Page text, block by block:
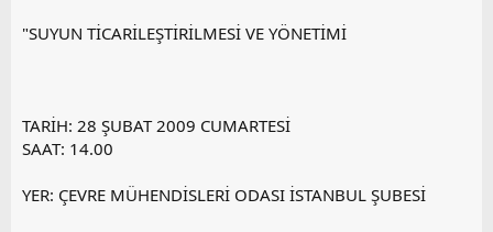
"SUYUN TİCARİLEŞTİRİLMESİ VE YÖNETİMİ
TARİH: 28 ŞUBAT 2009 CUMARTESİ
SAAT: 14.00
YER: ÇEVRE MÜHENDİSLERİ ODASI İSTANBUL ŞUBESİ